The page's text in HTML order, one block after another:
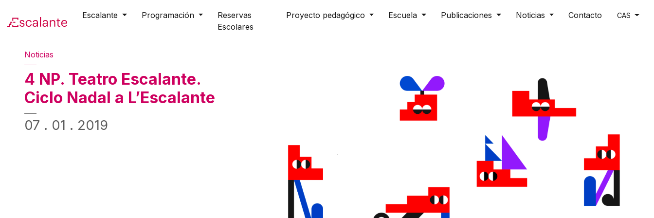
Escalante
Programación
Reservas
Escolares
Proyecto pedagógico Escuela Publicaciones Noticias Contacto CAS
Noticias
4 NP. Teatro Escalante.
Ciclo Nadal a L’Escalante
07 . 01 . 2019